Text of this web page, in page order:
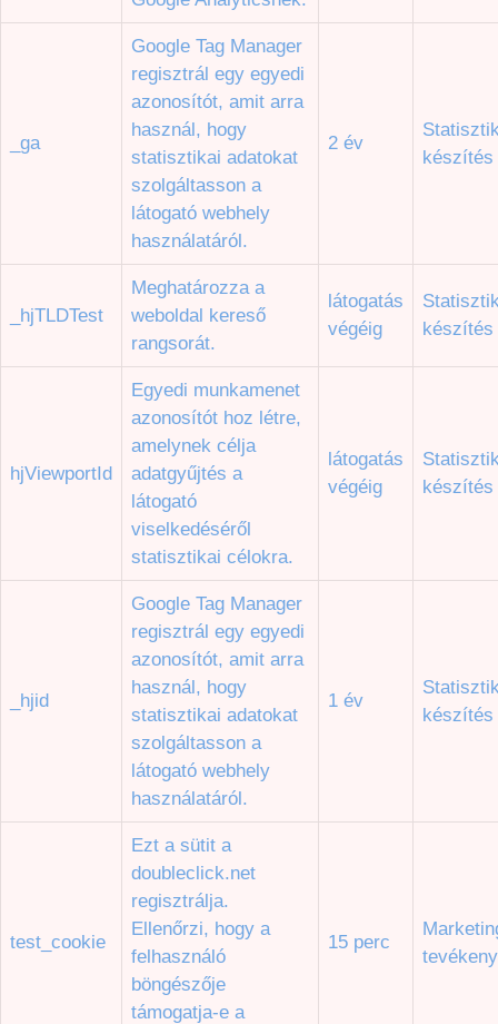
_ga
Google Tag Manager
regisztrál egy egyedi
azonosítót, amit arra
használ, hogy
statisztikai adatokat
szolgáltasson a
látogató webhely
használatáról.
2 év
készítés
_hjTLDTest
Meghatározza a
weboldal kereső
rangsorát.
látogatás
végéig
készítés
hjViewportId
Egyedi munkamenet
azonosítót hoz létre,
amelynek célja
adatgyűjtés a
látogató
viselkedéséről
statisztikai célokra.
látogatás
végéig
készítés
_hjid
Google Tag Manager
regisztrál egy egyedi
azonosítót, amit arra
használ, hogy
statisztikai adatokat
szolgáltasson a
látogató webhely
használatáról.
1 év
készítés
test_cookie
Ezt a sütit a
doubleclick.net
regisztrálja.
Ellenőrzi, hogy a
felhasználó
böngészője
támogatja-e a
15 perc